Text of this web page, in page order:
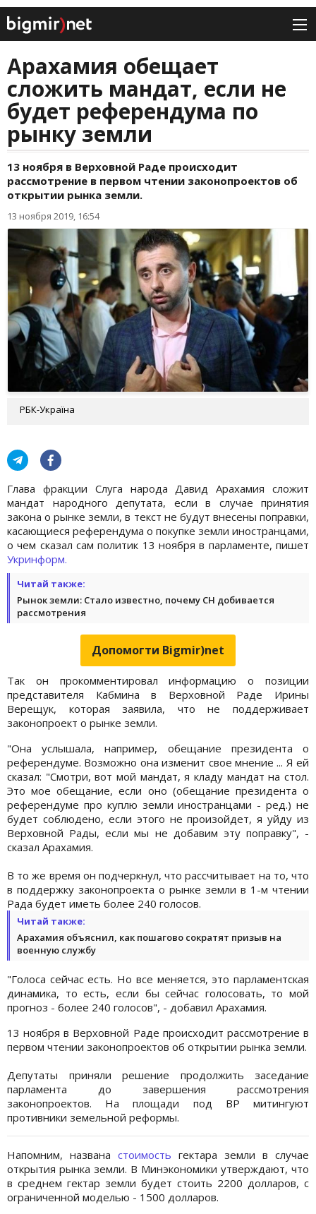
Арахамия обещает
сложить мандат, если не
будет референдума по
рынку земли
13 ноября в Верховной Раде происходит
рассмотрение в первом чтении законопроектов об
открытии рынка земли.
13 ноября 2019, 16:54
РБК-Україна
Глава фракции Слуга народа Давид Арахамия сложит
мандат народного депутата, если в случае принятия
закона о рынке земли, в текст не будут внесены поправки,
касающиеся референдума о покупке земли иностранцами,
о чем сказал сам политик 13 ноября в парламенте, пишет
Укринформ.
Читай также:
Рынок земли: Стало известно, почему СН добивается
рассмотрения
Допомогти Bigmir)net
Так он прокомментировал информацию о позиции
представителя Кабмина в Верховной Раде Ирины
Верещук, которая заявила, что не поддерживает
законопроект о рынке земли.
"Она услышала, например, обещание президента о
референдуме. Возможно она изменит свое мнение ... Я ей
сказал: "Смотри, вот мой мандат, я кладу мандат на стол.
Это мое обещание, если оно (обещание президента о
референдуме про куплю земли иностранцами - ред.) не
будет соблюдено, если этого не произойдет, я уйду из
Верховной Рады, если мы не добавим эту поправку", -
сказал Арахамия.
В то же время он подчеркнул, что рассчитывает на то, что
в поддержку законопроекта о рынке земли в 1-м чтении
Рада будет иметь более 240 голосов.
Читай также:
Арахамия объяснил, как пошагово сократят призыв на
военную службу
"Голоса сейчас есть. Но все меняется, это парламентская
динамика, то есть, если бы сейчас голосовать, то мой
прогноз - более 240 голосов", - добавил Арахамия.
13 ноября в Верховной Раде происходит рассмотрение в
первом чтении законопроектов об открытии рынка земли.
Депутаты приняли решение продолжить заседание
парламента до завершения рассмотрения
законопроектов. На площади под ВР митингуют
противники земельной реформы.
Напомним, названа стоимость гектара земли в случае
открытия рынка земли. В Минэкономики утверждают, что
в среднем гектар земли будет стоить 2200 долларов, с
ограниченной моделью - 1500 долларов.